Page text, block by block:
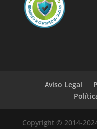
Aviso Legal
Copyright © 2014-